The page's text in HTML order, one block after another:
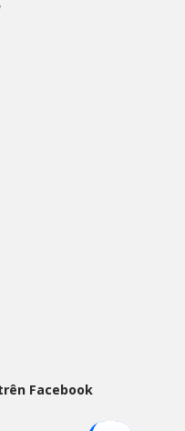
Facebook